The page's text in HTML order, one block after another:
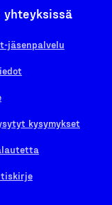
yhteyksissä
jäsenpalvelu
kysymykset